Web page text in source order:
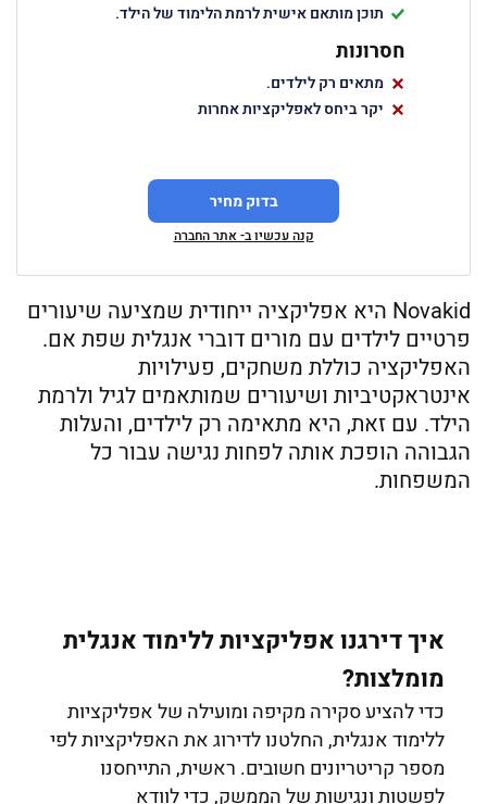
תוכן מותאם אישית לרמת הלימוד של הילד.
חסרונות
מתאים רק לילדים.
יקר ביחס לאפליקציות אחרות
בדוק מחיר
קנה עכשיו ב- אתר החברה
Novakid היא אפליקציה ייחודית שמציעה שיעורים
פרטיים לילדים עם מורים דוברי אנגלית שפת אם.
האפליקציה כוללת משחקים, פעילויות
אינטראקטיביות ושיעורים שמותאמים לגיל ולרמת
הילד. עם זאת, היא מתאימה רק לילדים, והעלות
הגבוהה הופכת אותה לפחות נגישה עבור כל
המשפחות.
איך דירגנו אפליקציות ללימוד אנגלית
מומלצות?
כדי להציע סקירה מקיפה ומועילה של אפליקציות
ללימוד אנגלית, החלטנו לדירוג את האפליקציות לפי
מספר קריטריונים חשובים. ראשית, התייחסנו
לפשטות ונגישות של הממשק, כדי לוודא